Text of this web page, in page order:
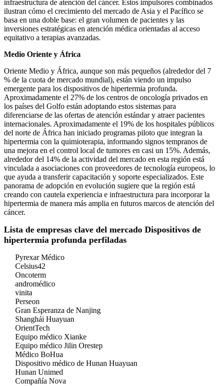
infraestructura de atención del cáncer. Estos impulsores combinados
ilustran cómo el crecimiento del mercado de Asia y el Pacífico se
basa en una doble base: el gran volumen de pacientes y las
inversiones estratégicas en atención médica orientadas al acceso
equitativo a terapias avanzadas.
Medio Oriente y África
Oriente Medio y África, aunque son más pequeños (alrededor del 7
% de la cuota de mercado mundial), están viendo un impulso
emergente para los dispositivos de hipertermia profunda.
Aproximadamente el 27% de los centros de oncología privados en
los países del Golfo están adoptando estos sistemas para
diferenciarse de las ofertas de atención estándar y atraer pacientes
internacionales. Aproximadamente el 19% de los hospitales públicos
del norte de África han iniciado programas piloto que integran la
hipertermia con la quimioterapia, informando signos tempranos de
una mejora en el control local de tumores en casi un 15%. Además,
alrededor del 14% de la actividad del mercado en esta región está
vinculada a asociaciones con proveedores de tecnología europeos, lo
que ayuda a transferir capacitación y soporte especializados. Este
panorama de adopción en evolución sugiere que la región está
creando con cautela experiencia e infraestructura para incorporar la
hipertermia de manera más amplia en futuros marcos de atención del
cáncer.
Lista de empresas clave del mercado Dispositivos de
hipertermia profunda perfiladas
Pyrexar Médico
Celsius42
Oncoterm
andromédico
vinita
Perseon
Gran Esperanza de Nanjing
Shanghái Huayuan
OrientTech
Equipo médico Xianke
Equipo médico Jilin Orestep
Médico BoHua
Dispositivo médico de Hunan Huayuan
Hunan Unimed
Compañía Nova